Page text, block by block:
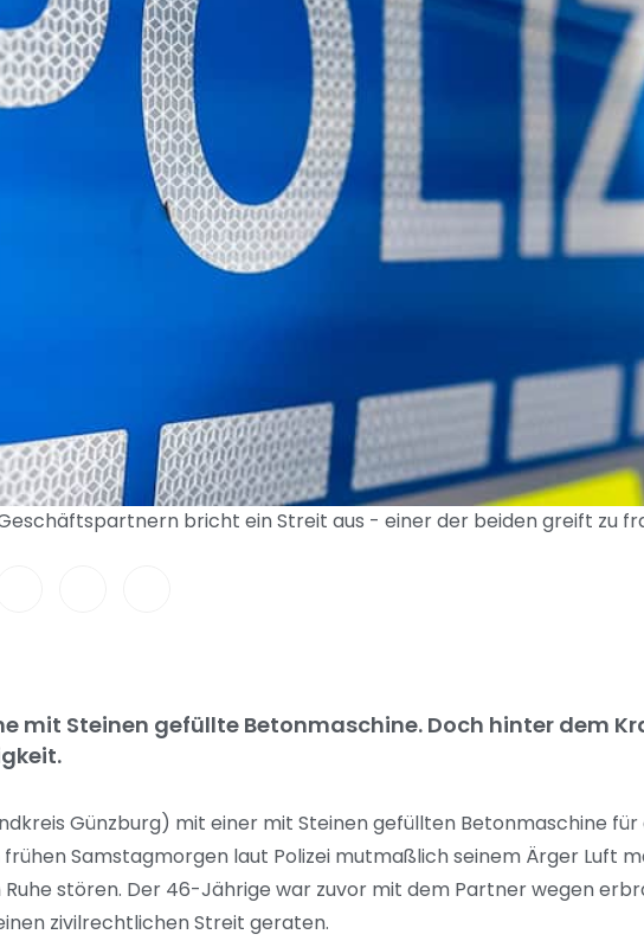
bricht ein Streit aus - einer der beiden greift zu
mit Steinen gefüllte Betonmaschine. Doch hinter dem
Günzburg) mit einer mit Steinen gefüllten Betonmaschine
Samstagmorgen laut Polizei mutmaßlich seinem Ärger Luft
stören. Der 46-Jährige war zuvor mit dem Partner wegen
zivilrechtlichen Streit geraten.